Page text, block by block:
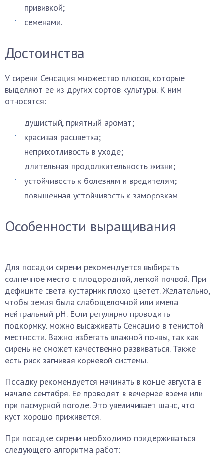
прививкой;
семенами.
Достоинства
У сирени Сенсация множество плюсов, которые
выделяют ее из других сортов культуры. К ним
относятся:
душистый, приятный аромат;
красивая расцветка;
неприхотливость в уходе;
длительная продолжительность жизни;
устойчивость к болезням и вредителям;
повышенная устойчивость к заморозкам.
Особенности выращивания
Для посадки сирени рекомендуется выбирать
солнечное место с плодородной, легкой почвой. При
дефиците света кустарник плохо цветет. Желательно,
чтобы земля была слабощелочной или имела
нейтральный pH. Если регулярно проводить
подкормку, можно высаживать Сенсацию в тенистой
местности. Важно избегать влажной почвы, так как
сирень не сможет качественно развиваться. Также
есть риск загнивая корневой системы.
Посадку рекомендуется начинать в конце августа в
начале сентября. Ее проводят в вечернее время или
при пасмурной погоде. Это увеличивает шанс, что
куст хорошо приживется.
При посадке сирени необходимо придерживаться
следующего алгоритма работ: